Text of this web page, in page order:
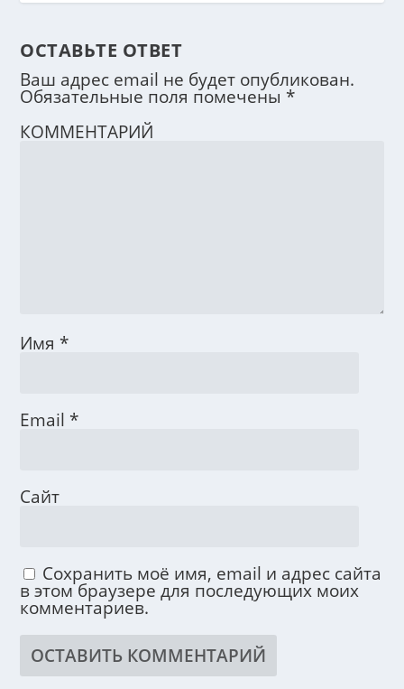
ОСТАВЬТЕ ОТВЕТ
Ваш адрес email не будет опубликован.
Обязательные поля помечены *
КОММЕНТАРИЙ
Имя *
Email *
Сайт
Сохранить моё имя, email и адрес сайта
в этом браузере для последующих моих
комментариев.